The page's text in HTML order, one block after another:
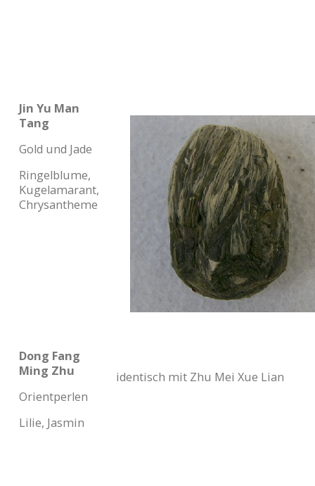
Jin Yu Man
Tang
Gold und Jade
Ringelblume,
Kugelamarant,
Chrysantheme
Dong Fang
Ming Zhu
Orientperlen
Lilie, Jasmin
identisch mit Zhu Mei Xue Lian